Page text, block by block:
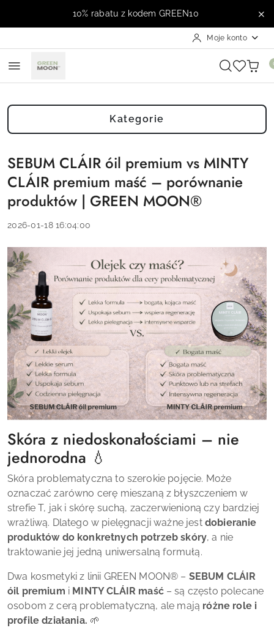
Przejdź do treści głównej
Przejdź do wyszukiwarki
Przejdź do moje konto
Przejdź do menu głównego
Przejdź do stopki10% rabatu z kodem GREEN10
Moje konto
Kategorie
SEBUM CLÁIR óil premium vs MINTY
CLÁIR premium maść – porównanie
produktów | GREEN MOON®
2026-01-18 16:04:00
Skóra z niedoskonałościami – nie
jednorodna 💧
Skóra problematyczna to szerokie pojęcie. Może
oznaczać zarówno cerę mieszaną z błyszczeniem w
strefie T, jak i skórę suchą, zaczerwienioną czy bardziej
wrażliwą. Dlatego w pielęgnacji ważne jest dobieranie
produktów do konkretnych potrzeb skóry, a nie
traktowanie jej jedną uniwersalną formułą.
Dwa kosmetyki z linii GREEN MOON® – SEBUM CLÁIR
óil premium i MINTY CLÁIR maść – są często polecane
osobom z cerą problematyczną, ale mają różne role i
profile działania. 🌱